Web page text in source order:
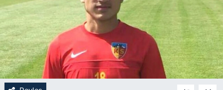
RÖPORTAJ
SAĞLIK
SARIYER HABERLERİ